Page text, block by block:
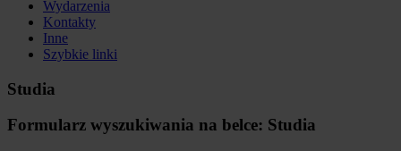
Wydarzenia
Kontakty
Inne
Szybkie linki
Studia
Formularz wyszukiwania na belce: Studia